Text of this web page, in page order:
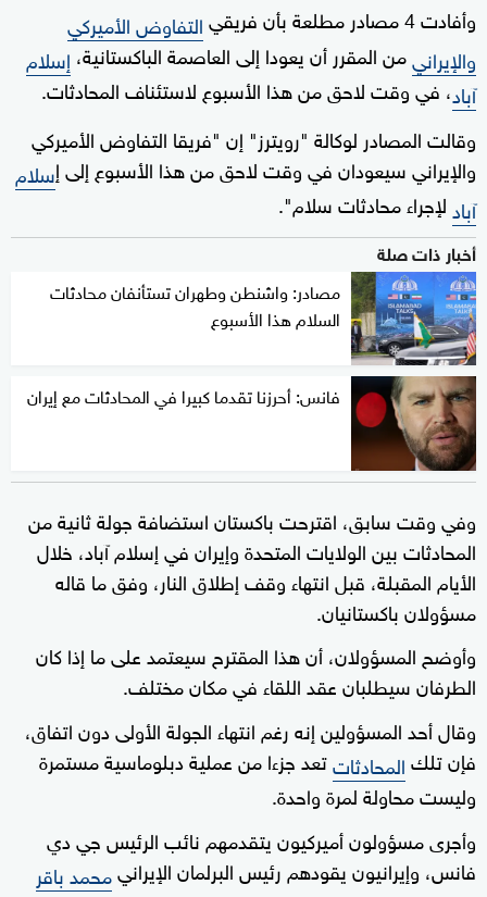
وأفادت 4 مصادر مطلعة بأن فريقي
التفاوض الأميركي
والإيرانيمن المقرر أن يعودا إلى العاصمة الباكستانية، إسلام
آباد، في وقت لاحق من هذا الأسبوع لاستئناف المحادثات.
وقالت المصادر لوكالة "رويترز" إن "فريقا التفاوض الأميركي
والإيراني سيعودان في وقت لاحق من هذا الأسبوع إلى إسلام
آبادلإجراء محادثات سلام".
أخبار ذات صلة
مصادر: واشنطن وطهران تستأنفان محادثات
السلام هذا الأسبوع
فانس: أحرزنا تقدما كبيرا في المحادثات مع إيران
وفي وقت سابق، اقترحت باكستان استضافة جولة ثانية من
المحادثات بين الولايات المتحدة وإيران في إسلام آباد، خلال
الأيام المقبلة، قبل انتهاء وقف إطلاق النار، وفق ما قاله
مسؤولان باكستانيان.
وأوضح المسؤولان، أن هذا المقترح سيعتمد على ما إذا كان
الطرفان سيطلبان عقد اللقاء في مكان مختلف.
وقال أحد المسؤولين إنه رغم انتهاء الجولة الأولى دون اتفاق،
فإن تلكالمحادثاتتعد جزءا من عملية دبلوماسية مستمرة
وليست محاولة لمرة واحدة.
وأجرى مسؤولون أميركيون يتقدمهم نائب الرئيس جي دي
فانس، وإيرانيون يقودهم رئيس البرلمان الإيرانيمحمد باقر